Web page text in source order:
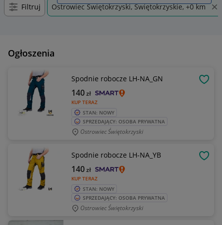
Filtruj Ostrowiec Świętokrzyski, Świętokrzyskie, +0 km
Ogłoszenia
Spodnie robocze LH-NA_GN
KUP TERAZ
140zł
STAN: NOWY
SPRZEDAJĄCY: OSOBA PRYWATNA
Ostrowiec Świętokrzyski
Spodnie robocze LH-NA_YB
KUP TERAZ
140zł
STAN: NOWY
SPRZEDAJĄCY: OSOBA PRYWATNA
Ostrowiec Świętokrzyski